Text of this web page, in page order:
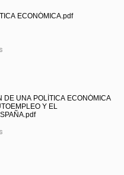
ECONÓMICA.pdf
DE UNA POLÍTICA ECONÓMICA
Y EL